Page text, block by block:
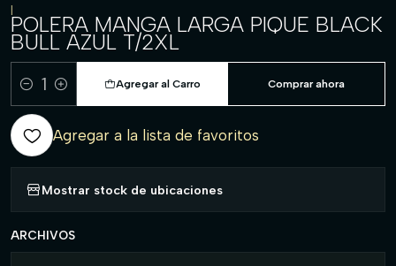
|
POLERA MANGA LARGA PIQUE BLACK
BULL AZUL T/2XL
Cantidad
Agregar al Carro Comprar ahora
Agregar a la lista de favoritos
Mostrar stock de ubicaciones
ARCHIVOS